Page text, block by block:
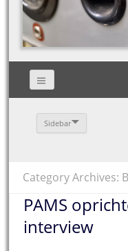
Sidebar
Category Archives:
PAMS
interview